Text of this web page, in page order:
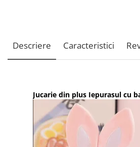
Descriere Caracteristici
Jucarie din plus Iepurasul cu